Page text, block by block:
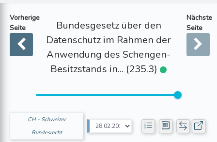
Vorherige
Seite
Bundesgesetz über den
Datenschutz im Rahmen der
Anwendung des Schengen-
Besitzstands in... (235.3)
Nächste
Seite
CH - Schweizer
Bundesrecht